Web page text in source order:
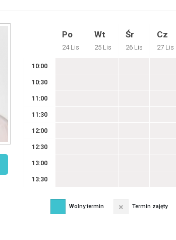
Po
24 Lis
Wt
25 Lis
Śr
26 Lis
Cz
27 Lis
10:00
10:30
11:00
11:30
12:00
12:30
13:00
13:30
Wolny termin Termin zajęty